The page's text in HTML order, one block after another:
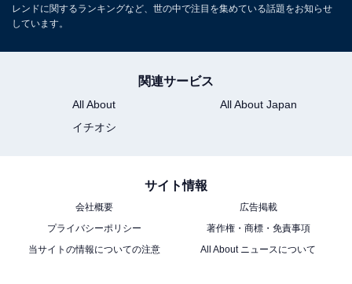
レンドに関するランキングなど、世の中で注目を集めている話題をお知らせ
しています。
関連サービス
All About
All About Japan
イチオシ
サイト情報
会社概要
広告掲載
プライバシーポリシー
著作権・商標・免責事項
当サイトの情報についての注意
All About ニュースについて